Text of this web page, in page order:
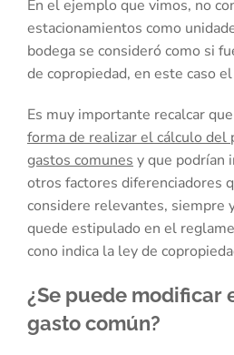
En el ejemplo que vimos, no
estacionamientos como
bodega se consideró como si
de copropiedad, en este caso
Es muy importante recalcar que
forma de realizar el cálculo del
gastos comunes y que podrían
otros factores diferenciadores
considere relevantes, siempre
quede estipulado en el
cono indica la ley de
¿Se puede modificar
gasto común?